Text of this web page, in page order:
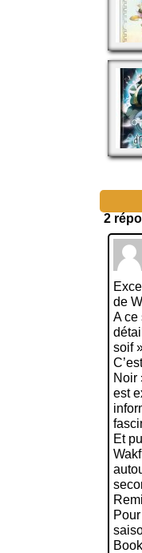
2
de
A ce
soif
Noir
est
Et